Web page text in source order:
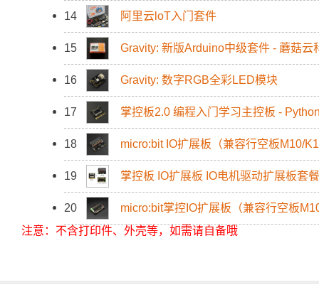
14 阿里云loT入门套件
15 Gravity: 新版Arduino中级套件 - 蘑菇云
16 Gravity: 数字RGB全彩LED模块
17 掌控板2.0 编程入门学习主控板 -
18 micro:bit IO扩展板（兼容行空板M10/
19 掌控板 IO扩展板 IO电机驱动扩展板套餐
20
micro:bit掌控IO扩展板（兼容行空板
注意：不含打印件、外壳等，如需请自备哦